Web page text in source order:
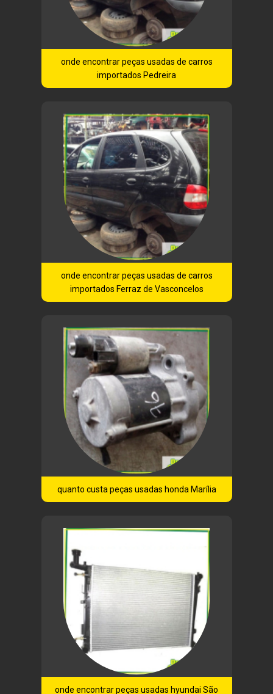
onde encontrar peças usadas de carros
importados Pedreira
onde encontrar peças usadas de carros
importados Ferraz de Vasconcelos
quanto custa peças usadas honda Marília
onde encontrar peças usadas hyundai São